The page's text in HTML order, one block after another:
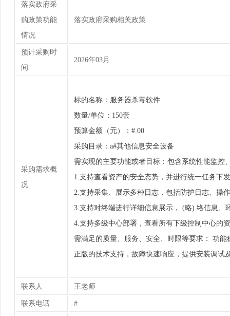
落实政府采
购政策功能
情况
落实政府采购相关政策
预计采购时
间
2026年03月
采购需求概
况
标的名称：服务器杀毒软件
数量/单位：150套
预算金额（元）：#.00
采购目录：a#其他信息安全设备
需实现的主要功能或者目标：包含系统性能监控
1.支持查看资产的安全态势，并进行统一任务下
2.支持采集、展示多种日志，包括防护日志、操
3.支持对终端进行详细信息展示， (略) 络信息、
4.支持多级中心部署，查看所有下级控制中心的
需满足的质量、服务、安全、时限等要求： 功
正版的技术支持，故障快速响应，提供安装调试
联系人 王老师
联系电话 #